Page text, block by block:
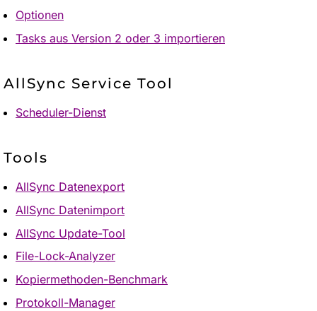
Optionen
Tasks aus Version 2 oder 3 importieren
AllSync Service Tool
Scheduler-Dienst
Tools
AllSync Datenexport
AllSync Datenimport
AllSync Update-Tool
File-Lock-Analyzer
Kopiermethoden-Benchmark
Protokoll-Manager